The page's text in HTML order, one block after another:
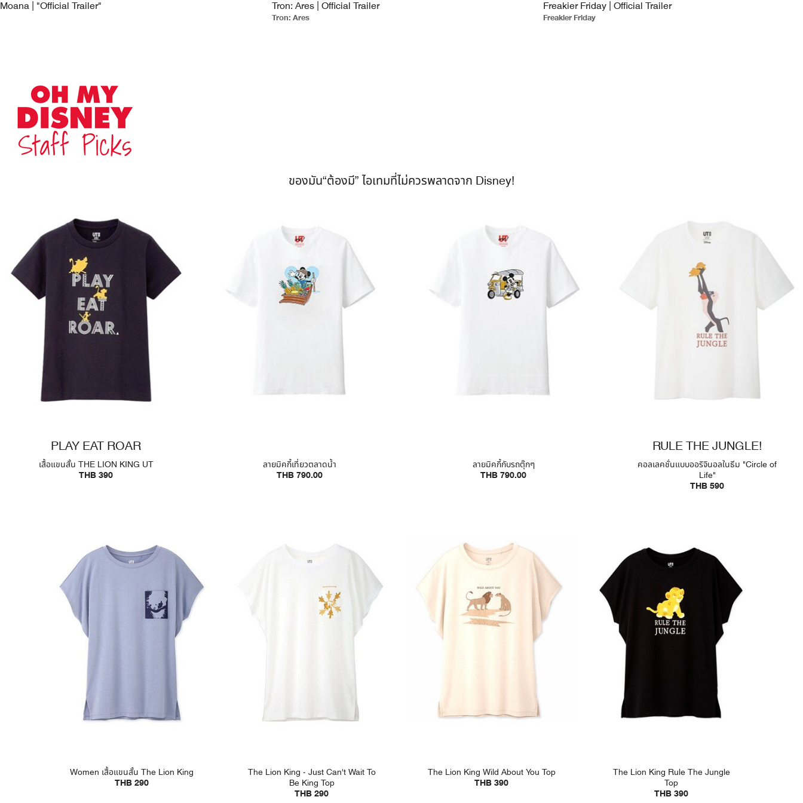
Moana | "Official Trailer" Tron: Ares | Official Trailer
Tron: Ares
Freakier Friday | Official Trailer
Freakier Friday
ของมัน“ต้องมี” ไอเทมที่ไม่ควรพลาดจาก Disney!
PLAY EAT ROAR
เสื้อแขนสั้น THE LION KING UT
THB 390
ลายมิคกี้เที่ยวตลาดน้ำ
THB 790.00
ลายมิคกี้กับรถตุ๊กๆ
THB 790.00
RULE THE JUNGLE!
คอลเลคชั่นแบบออริจินอลในธีม "Circle of
Life"
THB 590
Women เสื้อแขนสั้น The Lion King
THB 290
The Lion King - Just Can't Wait To
Be King Top
THB 290
The Lion King Wild About You Top
THB 390
The Lion King Rule The Jungle
Top
THB 390